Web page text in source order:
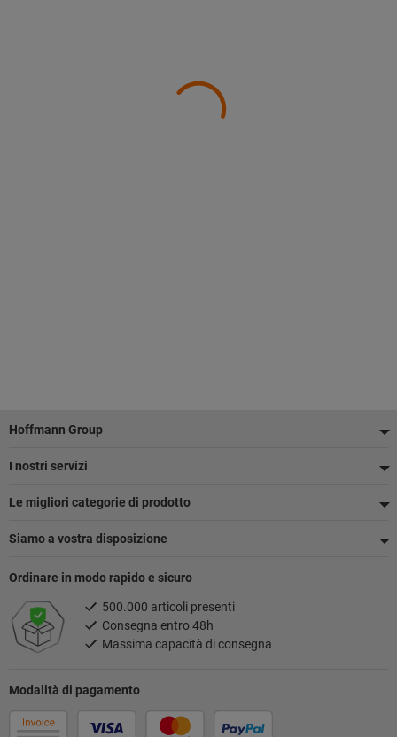
Piè
di
pagina
Hoffmann Group
I nostri servizi
Le migliori categorie di prodotto
Siamo a vostra disposizione
Modalità di pagamento
Ordinare in modo rapido e sicuro
500.000 articoli presenti
Consegna entro 48h
Massima capacità di consegna